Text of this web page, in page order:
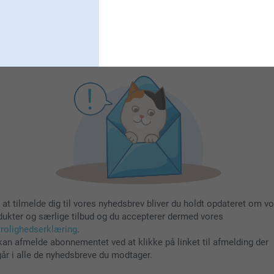
at tilmelde dig til vores nyhedsbrev bliver du holdt opdateret om
og særlige tilbud og du accepterer dermed vores
.
afmelde abonnementet ved at klikke på linket til afmelding der
i alle de nyhedsbreve du modtager.